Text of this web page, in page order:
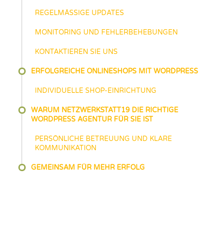
REGELMÄSSIGE UPDATES
MONITORING UND FEHLERBEHEBUNGEN
KONTAKTIEREN SIE UNS
ERFOLGREICHE ONLINESHOPS MIT WORDPRESS
INDIVIDUELLE SHOP-EINRICHTUNG
WARUM NETZWERKSTATT19 DIE RICHTIGE
WORDPRESS AGENTUR FÜR SIE IST
PERSÖNLICHE BETREUUNG UND KLARE
KOMMUNIKATION
GEMEINSAM FÜR MEHR ERFOLG